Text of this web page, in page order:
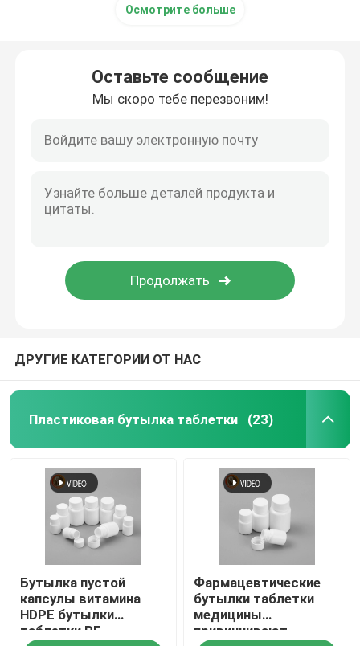
Осмотрите больше
Оставьте сообщение
Мы скоро тебе перезвоним!
ДРУГИЕ КАТЕГОРИИ ОТ НАС
Пластиковая бутылка таблетки (23)
Бутылка пустой
капсулы витамина
HDPE бутылки
таблетки PE
Фармацевтические
бутылки таблетки
медицины
привинчивают